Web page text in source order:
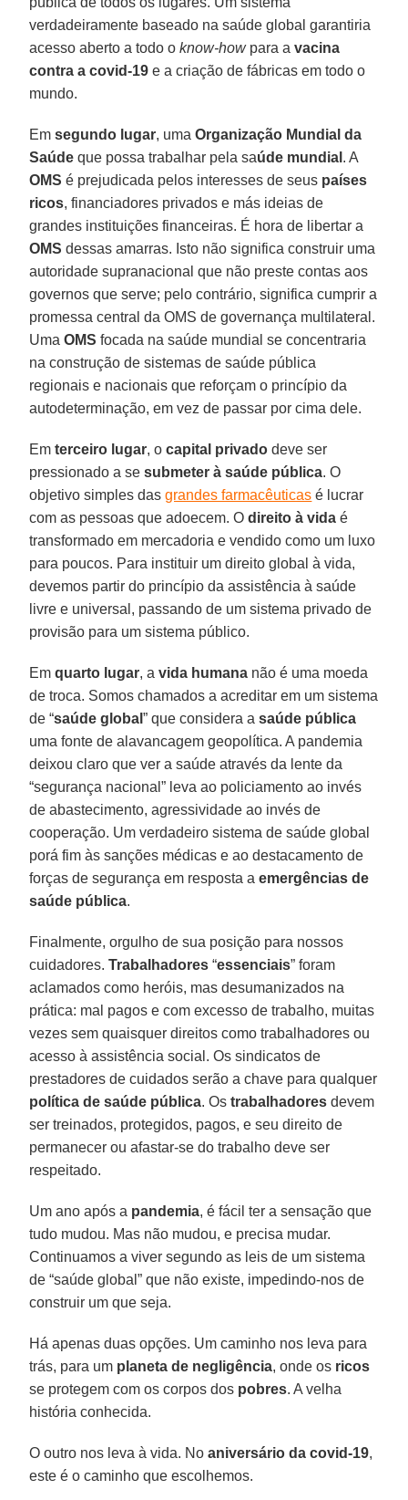
verdadeiramente baseado na saúde global garantiria
acesso aberto a todo oknow-howpara avacina
contra a covid-19 e a criação de fábricas em todo o
mundo.
Emsegundo lugar, umaOrganização Mundial da
Saúde que possa trabalhar pela saúde mundial . A
OMS é prejudicada pelos interesses de seus países
ricos, financiadores privados e más ideias de
grandes instituições financeiras. É hora de libertar a
OMS dessas amarras. Isto não significa construir uma
autoridade supranacional que não preste contas aos
governos que serve; pelo contrário, significa cumprir a
promessa central da OMS de governança multilateral.
UmaOMS focada na saúde mundial se concentraria
na construção de sistemas de saúde pública
regionais e nacionais que reforçam o princípio da
autodeterminação, em vez de passar por cima dele.
Emterceiro lugar, ocapital privado deve ser
pressionado a sesubmeter à saúde pública. O
objetivo simples dasgrandes farmacêuticas é lucrar
com as pessoas que adoecem. Odireito à vida é
transformado em mercadoria e vendido como um luxo
para poucos. Para instituir um direito global à vida,
devemos partir do princípio da assistência à saúde
livre e universal, passando de um sistema privado de
provisão para um sistema público.
Emquarto lugar, avida humana não é uma moeda
de troca. Somos chamados a acreditar em um sistema
de “saúde global” que considera asaúde pública
uma fonte de alavancagem geopolítica. A pandemia
deixou claro que ver a saúde através da lente da
“segurança nacional” leva ao policiamento ao invés
de abastecimento, agressividade ao invés de
cooperação. Um verdadeiro sistema de saúde global
porá fim às sanções médicas e ao destacamento de
forças de segurança em resposta aemergências de
saúde pública.
Finalmente, orgulho de sua posição para nossos
cuidadores.Trabalhadores “essenciais” foram
aclamados como heróis, mas desumanizados na
prática: mal pagos e com excesso de trabalho, muitas
vezes sem quaisquer direitos como trabalhadores ou
acesso à assistência social. Os sindicatos de
prestadores de cuidados serão a chave para qualquer
política de saúde pública. Ostrabalhadores devem
ser treinados, protegidos, pagos, e seu direito de
permanecer ou afastar-se do trabalho deve ser
respeitado.
Um ano após a pandemia, é fácil ter a sensação que
tudo mudou. Mas não mudou, e precisa mudar.
Continuamos a viver segundo as leis de um sistema
de “saúde global” que não existe, impedindo-nos de
construir um que seja.
Há apenas duas opções. Um caminho nos leva para
trás, para um planeta de negligência, onde os ricos
se protegem com os corpos dos pobres. A velha
história conhecida.
O outro nos leva à vida. Noaniversário da covid-19,
este é o caminho que escolhemos.